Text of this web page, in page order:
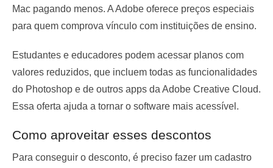
Mac pagando menos. A Adobe oferece preços especiais
para quem comprova vínculo com instituições de ensino.
Estudantes e educadores podem acessar planos com
valores reduzidos, que incluem todas as funcionalidades
do Photoshop e de outros apps da Adobe Creative Cloud.
Essa oferta ajuda a tornar o software mais acessível.
Como aproveitar esses descontos
Para conseguir o desconto, é preciso fazer um cadastro